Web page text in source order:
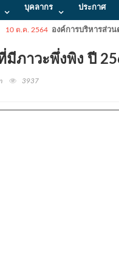
บุคลากร ประกาศ
10 ต.ค. 2564 องค์การบริหารส่วน
มีภาวะพึ่งพิง ปี
3937